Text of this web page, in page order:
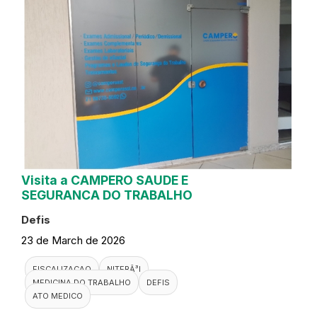
Visita a CAMPERO SAUDE E
SEGURANCA DO TRABALHO
Defis
23 de March de 2026
FISCALIZACAO
NITERÃ³I
MEDICINA DO TRABALHO
DEFIS
ATO MEDICO